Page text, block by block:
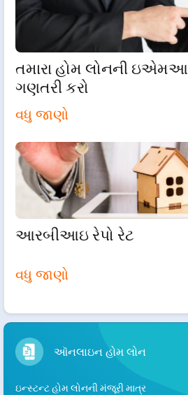
તમારા હોમ લોનની
ગણતરી કરો
વધુ જાણો
આરબીઆઇ રેપો રેટ
વધુ જાણો
ઑનલાઇન હોમ લોન
ઇન્સ્ટન્ટ હોમ લોનની મંજૂરી માત્ર